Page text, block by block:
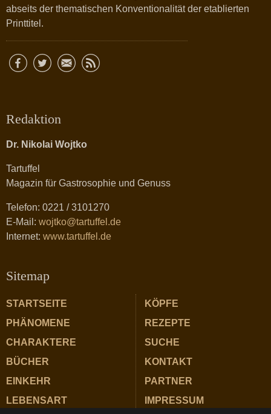
abseits der thematischen Konventionalität der etablierten
Printtitel.
Redaktion
Dr. Nikolai Wojtko
Tartuffel
Magazin für Gastrosophie und Genuss
Telefon: 0221 / 3101270
E-Mail: wojtko@tartuffel.de
Internet: www.tartuffel.de
Sitemap
STARTSEITE
PHÄNOMENE
CHARAKTERE
BÜCHER
EINKEHR
LEBENSART
KÖPFE
REZEPTE
SUCHE
KONTAKT
PARTNER
IMPRESSUM